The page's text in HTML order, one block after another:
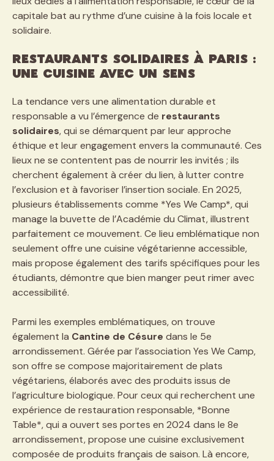
capitale bat au rythme d’une cuisine à la fois locale et
solidaire.
Restaurants solidaires à Paris :
une cuisine avec un sens
La tendance vers une alimentation durable et
responsable a vu l’émergence de restaurants
solidaires, qui se démarquent par leur approche
éthique et leur engagement envers la communauté. Ces
lieux ne se contentent pas de nourrir les invités ; ils
cherchent également à créer du lien, à lutter contre
l’exclusion et à favoriser l’insertion sociale. En 2025,
plusieurs établissements comme *Yes We Camp*, qui
manage la buvette de l’Académie du Climat, illustrent
parfaitement ce mouvement. Ce lieu emblématique non
seulement offre une cuisine végétarienne accessible,
mais propose également des tarifs spécifiques pour les
étudiants, démontre que bien manger peut rimer avec
accessibilité.
Parmi les exemples emblématiques, on trouve
également la Cantine de Césure dans le 5e
arrondissement. Gérée par l’association Yes We Camp,
son offre se compose majoritairement de plats
végétariens, élaborés avec des produits issus de
l’agriculture biologique. Pour ceux qui recherchent une
expérience de restauration responsable, *Bonne
Table*, qui a ouvert ses portes en 2024 dans le 8e
arrondissement, propose une cuisine exclusivement
composée de produits français de saison. Là encore,